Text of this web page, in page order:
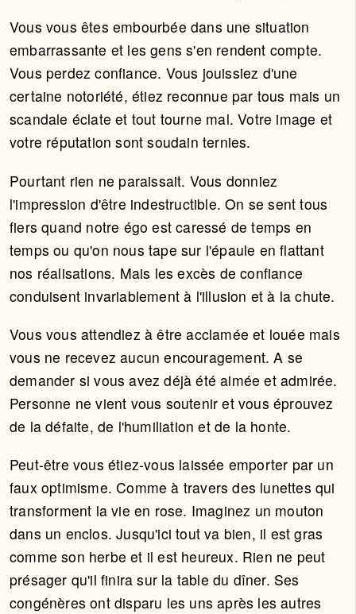
Vous vous êtes embourbée dans une situation
embarrassante et les gens s'en rendent compte.
Vous perdez confiance. Vous jouissiez d'une
certaine notoriété, étiez reconnue par tous mais un
scandale éclate et tout tourne mal. Votre image et
votre réputation sont soudain ternies.
Pourtant rien ne paraissait. Vous donniez
l'impression d'être indestructible. On se sent tous
fiers quand notre égo est caressé de temps en
temps ou qu'on nous tape sur l'épaule en flattant
nos réalisations. Mais les excès de confiance
conduisent invariablement à l'illusion et à la chute.
Vous vous attendiez à être acclamée et louée mais
vous ne recevez aucun encouragement. A se
demander si vous avez déjà été aimée et admirée.
Personne ne vient vous soutenir et vous éprouvez
de la défaite, de l'humiliation et de la honte.
Peut-être vous étiez-vous laissée emporter par un
faux optimisme. Comme à travers des lunettes qui
transforment la vie en rose. Imaginez un mouton
dans un enclos. Jusqu'ici tout va bien, il est gras
comme son herbe et il est heureux. Rien ne peut
présager qu'il finira sur la table du dîner. Ses
congénères ont disparu les uns après les autres